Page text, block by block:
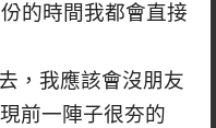
的時間我都會直接
，我應該會沒朋友
前一陣子很夯的